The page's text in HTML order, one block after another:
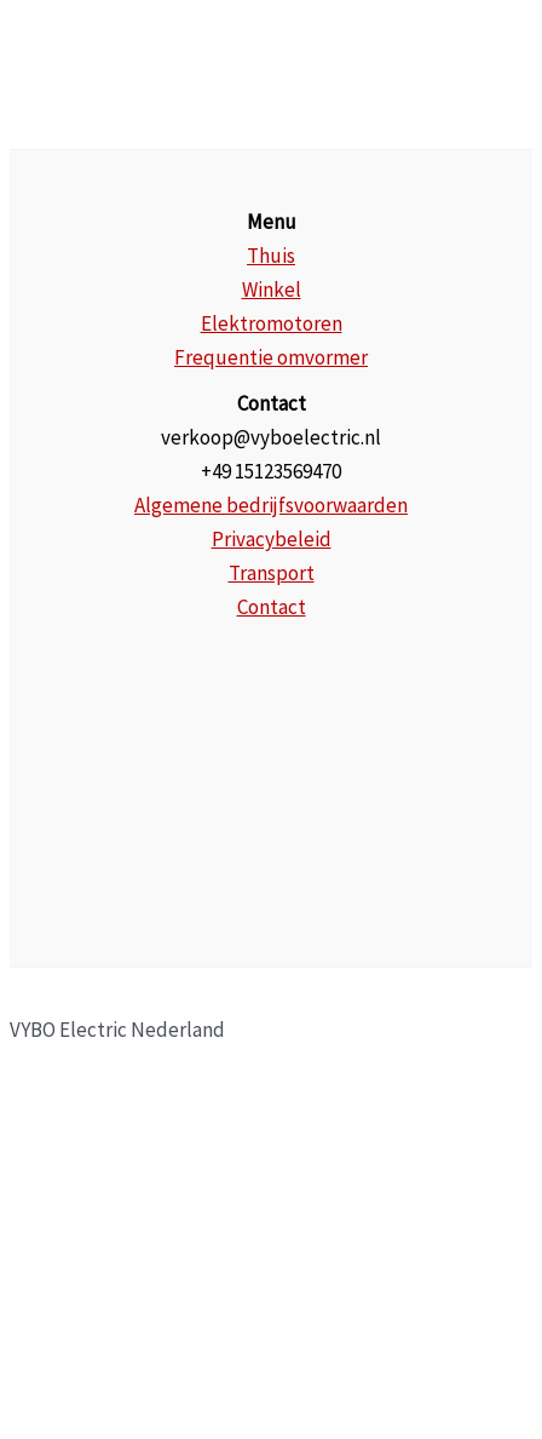
Menu
Thuis
Winkel
Elektromotoren
Frequentie omvormer
Contact
verkoop@vyboelectric.nl
+49 15123569470
Algemene bedrijfsvoorwaarden
Privacybeleid
Transport
Contact
VYBO Electric Nederland